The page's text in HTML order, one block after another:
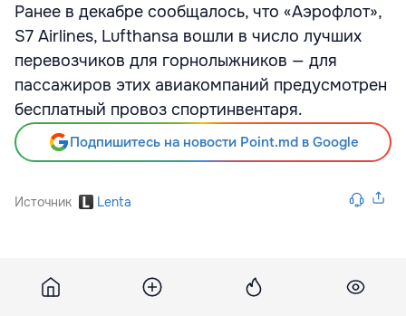
Ранее в декабре сообщалось, что «Аэрофлот»,
S7 Airlines, Lufthansa вошли в число лучших
перевозчиков для горнолыжников — для
пассажиров этих авиакомпаний предусмотрен
бесплатный провоз спортинвентаря.
Подпишитесь на новости Point.md в Google
Источник Lenta